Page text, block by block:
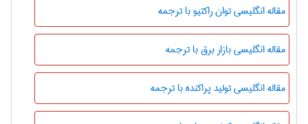
مقاله انگلیسی توان راکتیو با ترجمه
مقاله انگلیسی بازار برق با ترجمه
مقاله انگلیسی تولید پراکنده با ترجمه